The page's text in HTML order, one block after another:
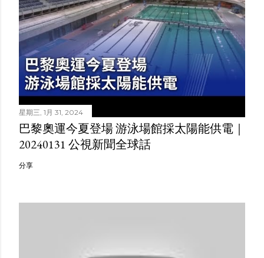
星期三, 1月 31, 2024
巴黎奧運今夏登場 游泳場館採太陽能供電｜
20240131 公視新聞全球話
分享